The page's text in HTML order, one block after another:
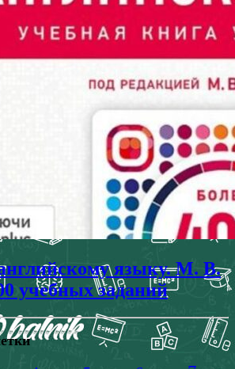
языку. М. В.
учебных заданий